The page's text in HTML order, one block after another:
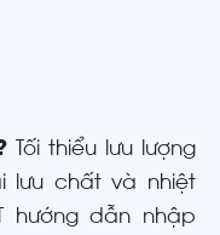
Tối thiểu lưu lượng
lưu chất và nhiệt
hướng dẫn nhập